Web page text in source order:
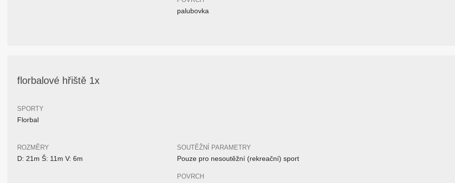
palubovka
florbalové hřiště 1x
SPORTY
Florbal
ROZMĚRY
D: 21m Š: 11m V: 6m
SOUTĚŽNÍ PARAMETRY
Pouze pro nesoutěžní (rekreační) sport
POVRCH